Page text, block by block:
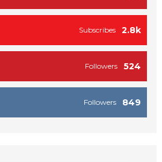
2.8k
Subscribes
524
Followers
849
Followers